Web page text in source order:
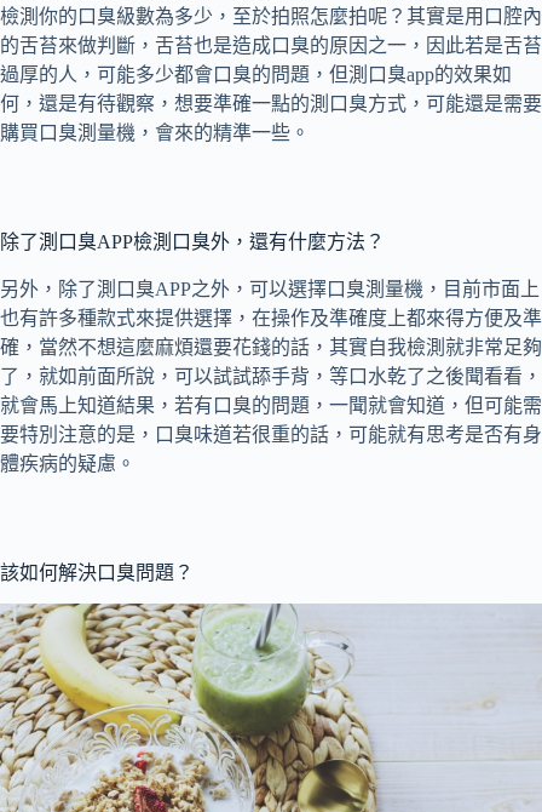
檢測你的口臭級數為多少，至於拍照怎麼拍呢？其實是用口腔內
的舌苔來做判斷，舌苔也是造成口臭的原因之一，因此若是舌苔
過厚的人，可能多少都會口臭的問題，但測口臭app的效果如
何，還是有待觀察，想要準確一點的測口臭方式，可能還是需要
購買口臭測量機，會來的精準一些。
除了測口臭APP檢測口臭外，還有什麼方法？
另外，除了測口臭APP之外，可以選擇口臭測量機，目前市面上
也有許多種款式來提供選擇，在操作及準確度上都來得方便及準
確，當然不想這麼麻煩還要花錢的話，其實自我檢測就非常足夠
了，就如前面所說，可以試試舔手背，等口水乾了之後聞看看，
就會馬上知道結果，若有口臭的問題，一聞就會知道，但可能需
要特別注意的是，口臭味道若很重的話，可能就有思考是否有身
體疾病的疑慮。
該如何解決口臭問題？